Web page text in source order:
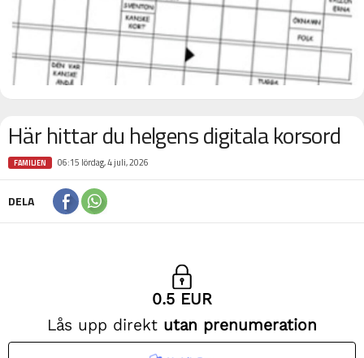
Här hittar du helgens digitala korsord
FAMILJEN 06:15 lördag, 4 juli, 2026
DELA